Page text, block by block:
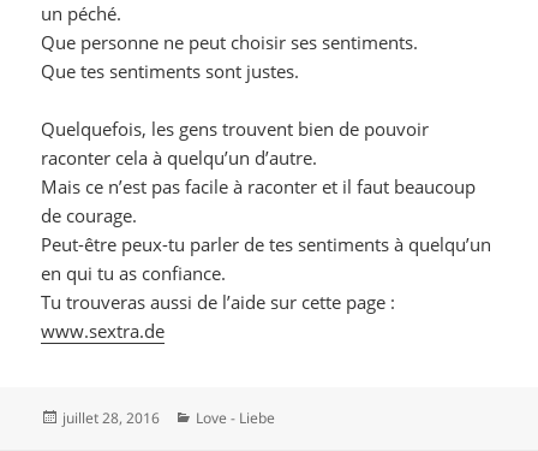
un péché.
Que personne ne peut choisir ses sentiments.
Que tes sentiments sont justes.
Quelquefois, les gens trouvent bien de pouvoir
raconter cela à quelqu’un d’autre.
Mais ce n’est pas facile à raconter et il faut beaucoup
de courage.
Peut-être peux-tu parler de tes sentiments à quelqu’un
en qui tu as confiance.
Tu trouveras aussi de l’aide sur cette page :
www.sextra.de
Publié
juillet 28, 2016 Catégories
Love - Liebe